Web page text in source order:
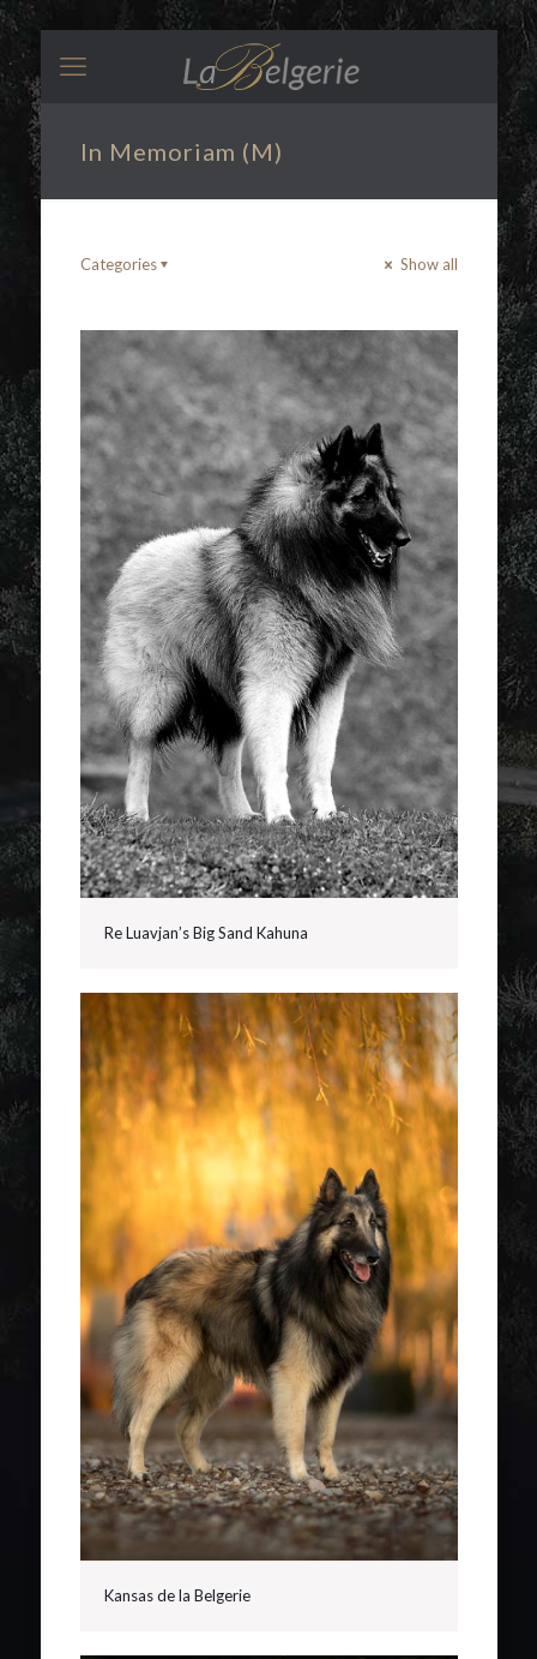
In Memoriam (M)
Categories Show all
Re Luavjan’s Big Sand Kahuna
Kansas de la Belgerie